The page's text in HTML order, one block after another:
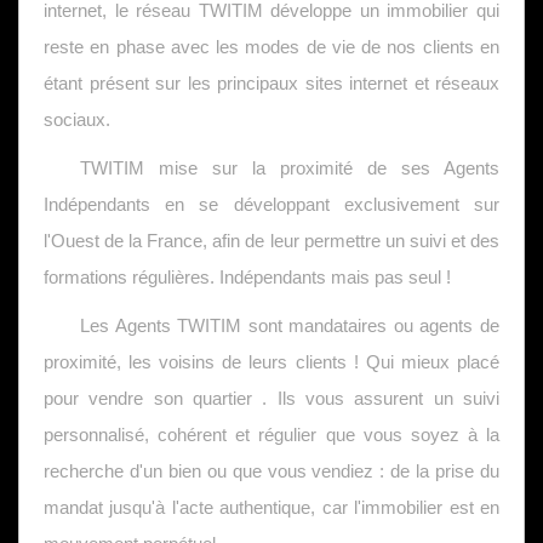
internet, le réseau TWITIM développe un immobilier qui
reste en phase avec les modes de vie de nos clients en
étant présent sur les principaux sites internet et réseaux
sociaux.
TWITIM mise sur la proximité de ses Agents
Indépendants en se développant exclusivement sur
l'Ouest de la France, afin de leur permettre un suivi et des
formations régulières. Indépendants mais pas seul !
Les Agents TWITIM sont mandataires ou agents de
proximité, les voisins de leurs clients ! Qui mieux placé
pour vendre son quartier . Ils vous assurent un suivi
personnalisé, cohérent et régulier que vous soyez à la
recherche d'un bien ou que vous vendiez : de la prise du
mandat jusqu'à l'acte authentique, car l'immobilier est en